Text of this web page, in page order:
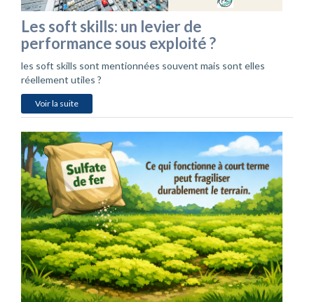
Les soft skills: un levier de
performance sous exploité ?
les soft skills sont mentionnées souvent mais sont elles
réellement utiles ?
Voir la suite